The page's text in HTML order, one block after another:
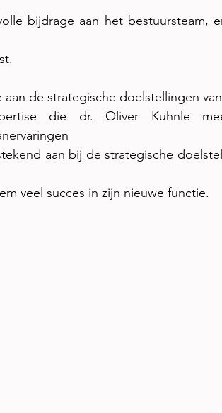
bijdrage aan het bestuursteam,
aan de strategische doelstellingen
die dr. Oliver Kuhnle
aan bij de strategische
veel succes in zijn nieuwe functie.